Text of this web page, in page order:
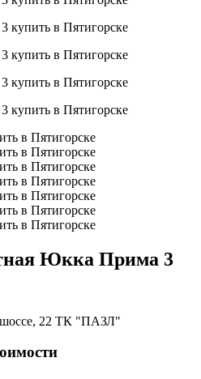
Юкка Прима 3
шоссе, 22 ТК "ПАЗЛ"